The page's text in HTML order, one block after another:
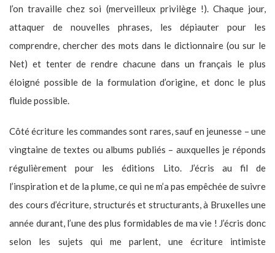
l’on travaille chez soi (merveilleux privilège !). Chaque jour,
attaquer de nouvelles phrases, les dépiauter pour les
comprendre, chercher des mots dans le dictionnaire (ou sur le
Net) et tenter de rendre chacune dans un français le plus
éloigné possible de la formulation d’origine, et donc le plus
fluide possible.
Côté écriture les commandes sont rares, sauf en jeunesse – une
vingtaine de textes ou albums publiés – auxquelles je réponds
régulièrement pour les éditions Lito. J’écris au fil de
l’inspiration et de la plume, ce qui ne m’a pas empêchée de suivre
des cours d’écriture, structurés et structurants, à Bruxelles une
année durant, l’une des plus formidables de ma vie ! J’écris donc
selon les sujets qui me parlent, une écriture intimiste